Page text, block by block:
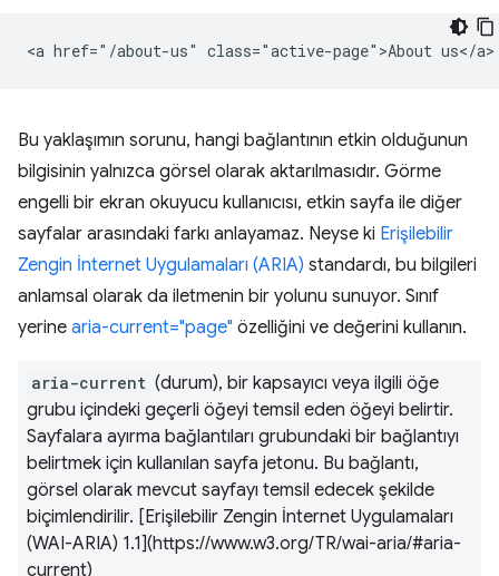
Bu yaklaşımın sorunu, hangi bağlantının etkin olduğunun
bilgisinin yalnızca görsel olarak aktarılmasıdır. Görme
engelli bir ekran okuyucu kullanıcısı, etkin sayfa ile diğer
sayfalar arasındaki farkı anlayamaz. Neyse ki Erişilebilir
Zengin İnternet Uygulamaları (ARIA) standardı, bu bilgileri
anlamsal olarak da iletmenin bir yolunu sunuyor. Sınıf
yerine aria-current="page" özelliğini ve değerini kullanın.
aria-current (durum), bir kapsayıcı veya ilgili öğe
grubu içindeki geçerli öğeyi temsil eden öğeyi belirtir.
Sayfalara ayırma bağlantıları grubundaki bir bağlantıyı
belirtmek için kullanılan sayfa jetonu. Bu bağlantı,
görsel olarak mevcut sayfayı temsil edecek şekilde
biçimlendirilir. [Erişilebilir Zengin İnternet Uygulamaları
(WAI-ARIA) 1.1](https://www.w3.org/TR/wai-aria/#aria-
current)